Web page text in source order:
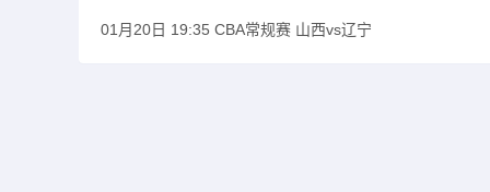
01月20日 19:35 CBA常规赛 山西vs辽宁